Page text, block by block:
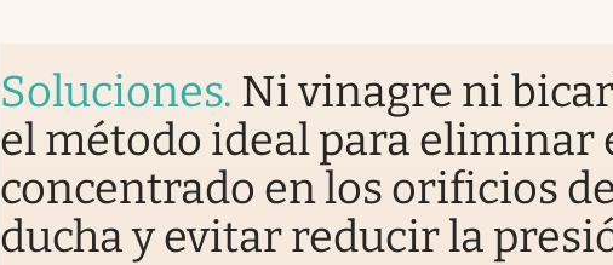
Soluciones. Ni vinagre ni
el método ideal para eliminar
concentrado en los orificios
ducha y evitar reducir la